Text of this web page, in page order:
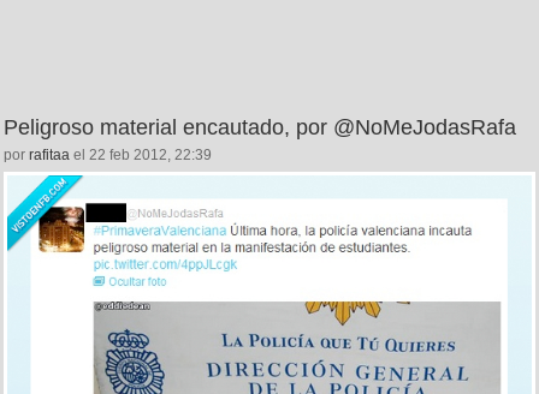
Peligroso material encautado, por @NoMeJodasRafa
por rafitaa el 22 feb 2012, 22:39